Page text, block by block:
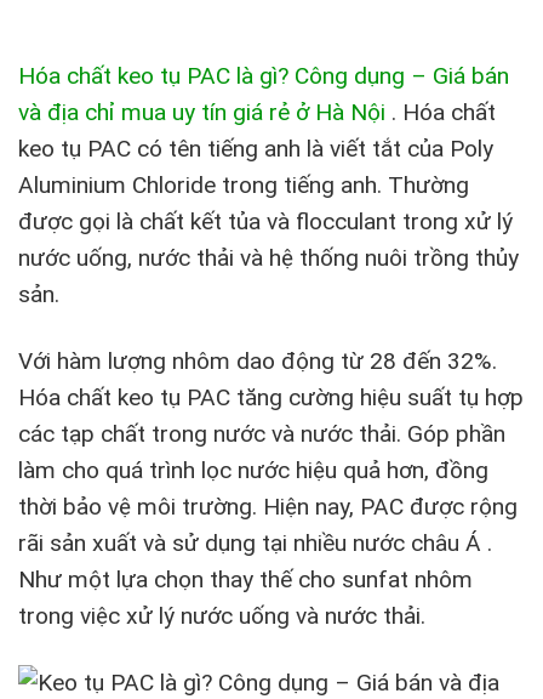
Hóa chất keo tụ PAC là gì? Công dụng – Giá bán
và địa chỉ mua uy tín giá rẻ ở Hà Nội . Hóa chất
keo tụ PAC có tên tiếng anh là viết tắt của Poly
Aluminium Chloride trong tiếng anh. Thường
được gọi là chất kết tủa và flocculant trong xử lý
nước uống, nước thải và hệ thống nuôi trồng thủy
sản.
Với hàm lượng nhôm dao động từ 28 đến 32%.
Hóa chất keo tụ PAC tăng cường hiệu suất tụ hợp
các tạp chất trong nước và nước thải. Góp phần
làm cho quá trình lọc nước hiệu quả hơn, đồng
thời bảo vệ môi trường. Hiện nay, PAC được rộng
rãi sản xuất và sử dụng tại nhiều nước châu Á .
Như một lựa chọn thay thế cho sunfat nhôm
trong việc xử lý nước uống và nước thải.